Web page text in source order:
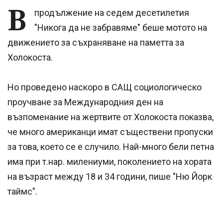
В
продължение на седем десетилетия
"Никога да не забравяме" беше мотото на
движението за съхраняване на паметта за
Холокоста.
Но проведено наскоро в САЩ социологическо
проучване за Международния ден на
възпоменание на жертвите от Холокоста показва,
че много американци имат съществени пропуски
за това, което се е случило. Най-много бели петна
има при т.нар. милениуми, поколението на хората
на възраст между 18 и 34 години, пише "Ню Йорк
таймс".